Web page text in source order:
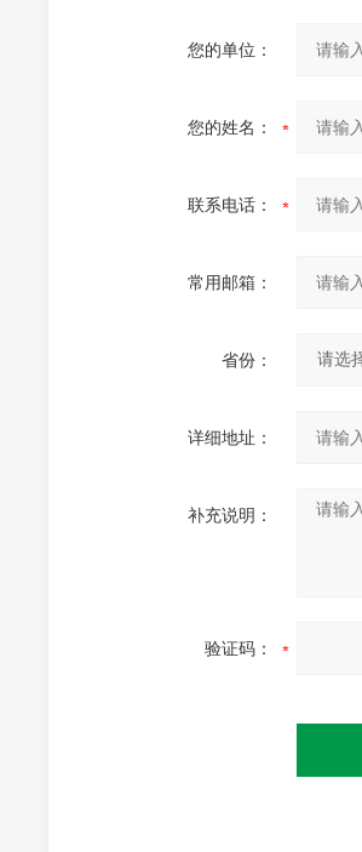
您的单位：
您的姓名：
联系电话：
常用邮箱：
省份：
详细地址：
补充说明：
验证码：